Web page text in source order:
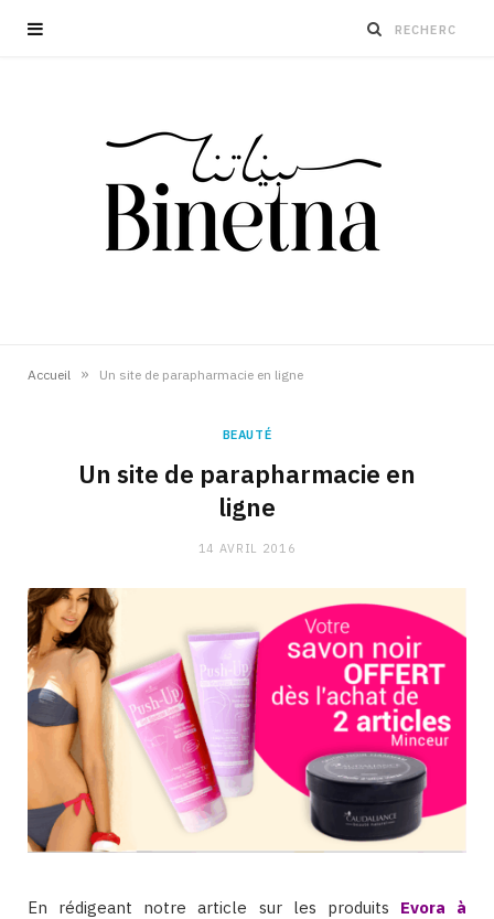
Accueil » Un site de parapharmacie en ligne
BEAUTÉ
Un site de parapharmacie en
ligne
14 AVRIL 2016
En rédigeant notre article sur les produits Evora à